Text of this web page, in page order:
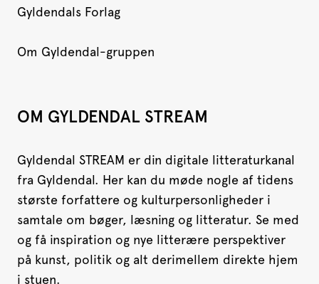
Gyldendals Forlag
Om Gyldendal-gruppen
OM GYLDENDAL STREAM
Gyldendal STREAM er din digitale litteraturkanal
fra Gyldendal. Her kan du møde nogle af tidens
største forfattere og kulturpersonligheder i
samtale om bøger, læsning og litteratur. Se med
og få inspiration og nye litterære perspektiver
på kunst, politik og alt derimellem direkte hjem
i stuen.